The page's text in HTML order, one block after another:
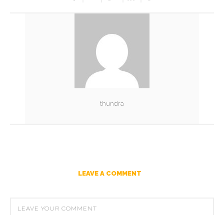
thundra
LEAVE A COMMENT